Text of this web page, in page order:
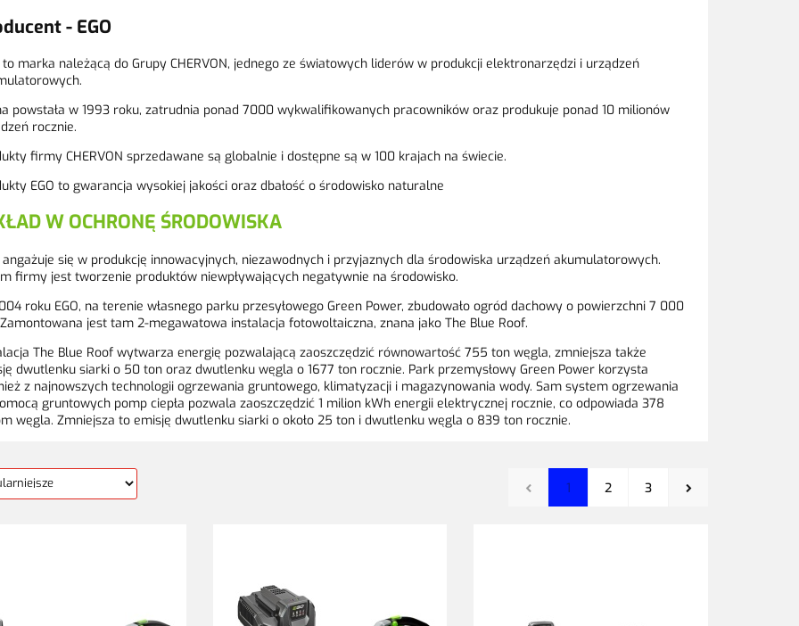
- EGO
to marka należącą do Grupy CHERVON, jednego ze światowych liderów w produkcji elektronarzędzi i urządzeń
powstała w 1993 roku, zatrudnia ponad 7000 wykwalifikowanych pracowników oraz produkuje ponad 10 milionów
rocznie.
firmy CHERVON sprzedawane są globalnie i dostępne są w 100 krajach na świecie.
EGO to gwarancja wysokiej jakości oraz dbałość o środowisko naturalne
W OCHRONĘ ŚRODOWISKA
angażuje się w produkcję innowacyjnych, niezawodnych i przyjaznych dla środowiska urządzeń akumulatorowych.
firmy jest tworzenie produktów niewpływających negatywnie na środowisko.
roku EGO, na terenie własnego parku przesyłowego Green Power, zbudowało ogród dachowy o powierzchni 7 000
jest tam 2-megawatowa instalacja fotowoltaiczna, znana jako The Blue Roof.
The Blue Roof wytwarza energię pozwalającą zaoszczędzić równowartość 755 ton węgla, zmniejsza także
dwutlenku siarki o 50 ton oraz dwutlenku węgla o 1677 ton rocznie. Park przemysłowy Green Power korzysta
z najnowszych technologii ogrzewania gruntowego, klimatyzacji i magazynowania wody. Sam system ogrzewania
gruntowych pomp ciepła pozwala zaoszczędzić 1 milion kWh energii elektrycznej rocznie, co odpowiada 378
węgla. Zmniejsza to emisję dwutlenku siarki o około 25 ton i dwutlenku węgla o 839 ton rocznie.
1 2 3